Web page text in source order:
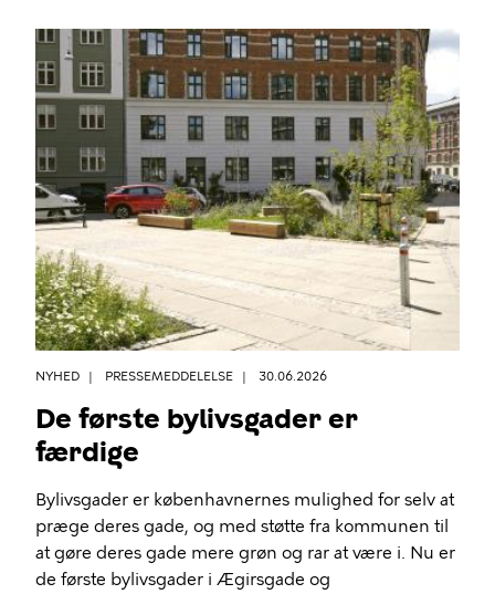
NYHED PRESSEMEDDELELSE 30.06.2026
De første bylivsgader er
færdige
Bylivsgader er københavnernes mulighed for selv at
præge deres gade, og med støtte fra kommunen til
at gøre deres gade mere grøn og rar at være i. Nu er
de første bylivsgader i Ægirsgade og